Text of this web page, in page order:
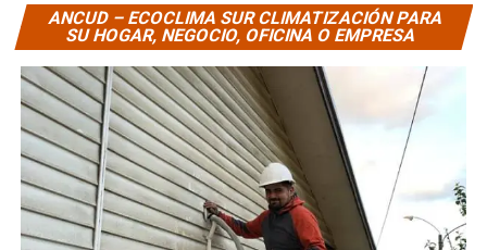
ANCUD – ECOCLIMA SUR CLIMATIZACIÓN PARA
SU HOGAR, NEGOCIO, OFICINA O EMPRESA